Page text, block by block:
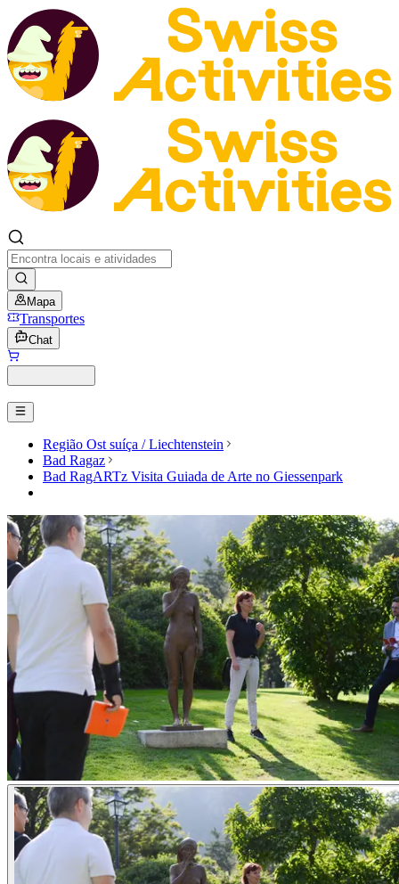
Mapa
Transportes
Chat
Região Ost suíça / Liechtenstein
Bad Ragaz
Bad RagARTz Visita Guiada de Arte no Giessenpark